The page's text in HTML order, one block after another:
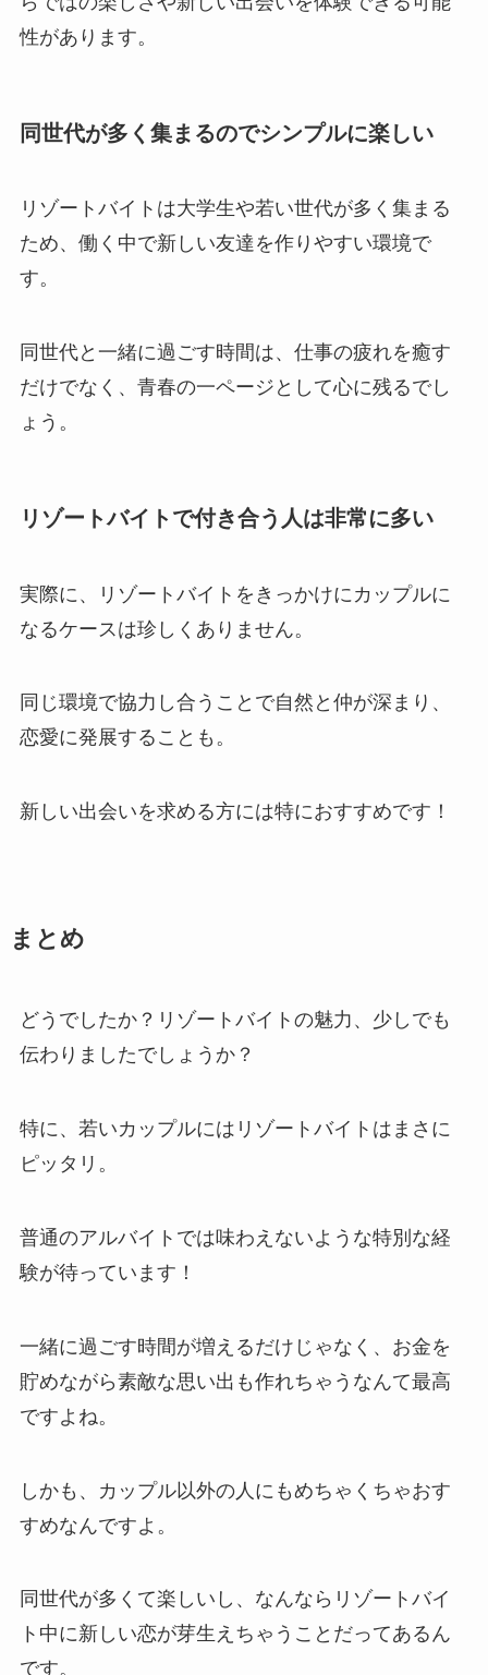
性があります。
同世代が多く集まるのでシンプルに楽しい
リゾートバイトは大学生や若い世代が多く集まる
ため、働く中で新しい友達を作りやすい環境で
す。
同世代と一緒に過ごす時間は、仕事の疲れを癒す
だけでなく、青春の一ページとして心に残るでし
ょう。
リゾートバイトで付き合う人は非常に多い
実際に、リゾートバイトをきっかけにカップルに
なるケースは珍しくありません。
同じ環境で協力し合うことで自然と仲が深まり、
恋愛に発展することも。
新しい出会いを求める方には特におすすめです！
まとめ
どうでしたか？リゾートバイトの魅力、少しでも
伝わりましたでしょうか？
特に、若いカップルにはリゾートバイトはまさに
ピッタリ。
普通のアルバイトでは味わえないような特別な経
験が待っています！
一緒に過ごす時間が増えるだけじゃなく、お金を
貯めながら素敵な思い出も作れちゃうなんて最高
ですよね。
しかも、カップル以外の人にもめちゃくちゃおす
すめなんですよ。
同世代が多くて楽しいし、なんならリゾートバイ
ト中に新しい恋が芽生えちゃうことだってあるん
です。